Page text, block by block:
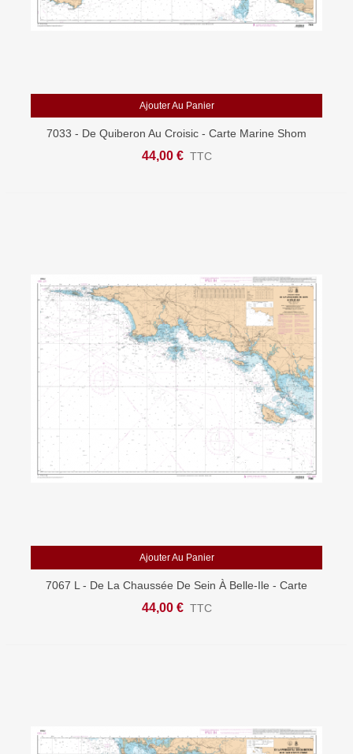
Ajouter Au Panier
7033 - De Quiberon Au Croisic - Carte Marine Shom
Papier
44,00 € TTC
Ajouter Au Panier
7067 L - De La Chaussée De Sein À Belle-Ile - Carte
Marine Shom Papier
44,00 € TTC